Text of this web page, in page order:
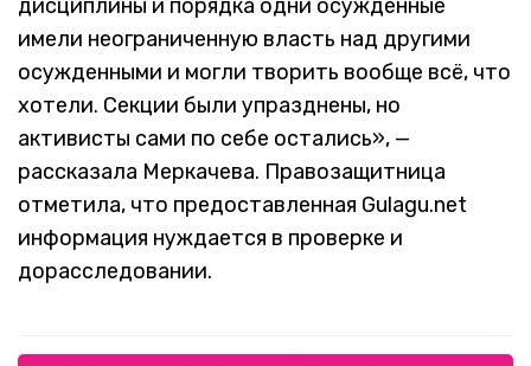
дисциплины и порядка одни осужденные
имели неограниченную власть над другими
осужденными и могли творить вообще всё, что
хотели. Секции были упразднены, но
активисты сами по себе остались», —
рассказала Меркачева. Правозащитница
отметила, что предоставленная Gulagu.net
информация нуждается в проверке и
дорасследовании.